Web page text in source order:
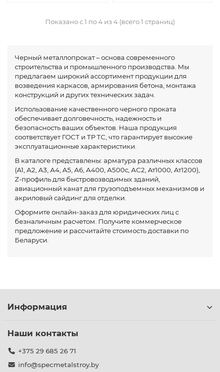
Показано с 1 по 4 из 4 (всего 1 страниц)
Черный металлопрокат – основа современного
строительства и промышленного производства. Мы
предлагаем широкий ассортимент продукции для
возведения каркасов, армирования бетона, монтажа
конструкций и других технических задач.
Использование качественного черного проката
обеспечивает долговечность, надежность и
безопасность ваших объектов. Наша продукция
соответствует ГОСТ и ТР ТС, что гарантирует высокие
эксплуатационные характеристики.
В каталоге представлены: арматура различных классов
(А1, А2, А3, А4, А5, А6, А400, А500с, АС2, Ат1000, Ат1200),
Z-профиль для быстровозводимых зданий,
авиационный канат для грузоподъемных механизмов и
акриловый сайдинг для отделки.
Оформите онлайн-заказ для юридических лиц с
безналичным расчетом. Получите коммерческое
предложение и рассчитайте стоимость доставки по
Беларуси.
Информация
Наши контакты
+375 29 685 26 71
info@specmetalstroy.by